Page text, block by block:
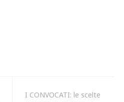
I CONVOCATI: le scelte